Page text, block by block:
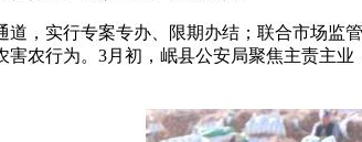
实行专案专办、限期办结；联合市场监管
害农行为。3月初，岷县公安局聚焦主责主